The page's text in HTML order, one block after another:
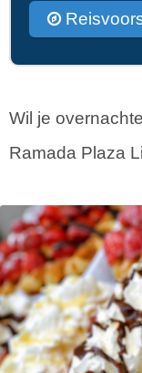
Wil je
Ramada Plaza